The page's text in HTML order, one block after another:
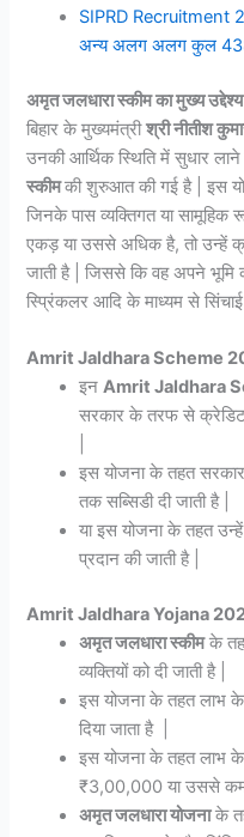
SIPRD Recruitment
अन्य अलग अलग कुल 438
अमृत जलधारा स्कीम का मुख्य उद्देश्य
बिहार के मुख्यमंत्रीश्री नीतीश
उनकी आर्थिक स्थिति में सुधार
स्कीमकी शुरुआत की गई है | इस
जिनके पास व्यक्तिगत या
एकड़ या उससे अधिक है, तो उन्हें
जाती है | जिससे कि वह अपने भूमि
स्प्रिंकलर आदि के माध्यम से
Amrit Jaldhara Scheme
इनAmrit Jaldhara
सरकार के तरफ से क्रेडिट
इस योजना के तहत
तक सब्सिडी दी जाती है |
या इस योजना के तहत
प्रदान की जाती है |
Amrit Jaldhara Yojana
अमृत जलधारा स्कीमके
व्यक्तियों को दी जाती है |
इस योजना के तहत लाभ
दिया जाता है |
इस योजना के तहत लाभ
₹3,00,000 या उससे कम
अमृत जलधारा योजनाके